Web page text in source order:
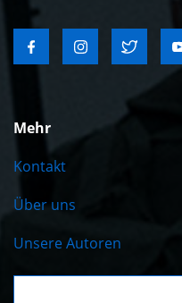
Mehr
Kontakt
Über uns
Unsere Autoren
Suche: